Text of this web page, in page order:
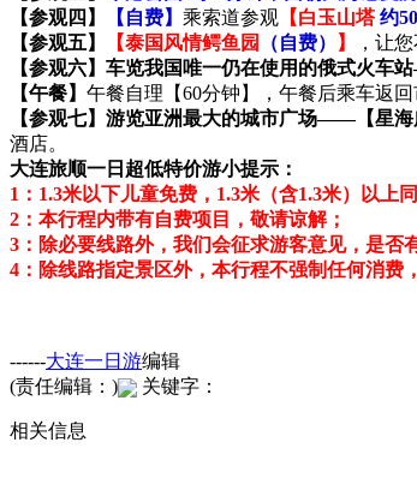
【参观四】
【自费】 乘索道参观 【白玉山塔约
【参观五】
【泰国风情鳄鱼园 （自费） 】
，让
【参观六】车览我国唯一仍在使用的俄式火车
【午餐】 午餐自理【60分钟】，午餐后乘车返回
【参观七】游览亚洲最大的城市广场——【星
酒店。
大连旅顺一日超低特价游小提示：
1：1.3米以下儿童免费，1.3米（含1.3米）以上
2：本行程内带有自费项目，敬请谅解；
3：除必要线路外，我们会征求游客意见，是否
4：除线路指定景区外，本行程不强制任何消费
------大连一日游编辑
(责任编辑：)
关键字：
相关信息